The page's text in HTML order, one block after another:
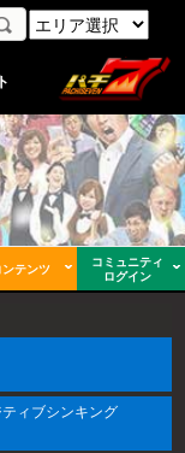
ンテンツ
コミュニティ
ログイン
ィブシンキング